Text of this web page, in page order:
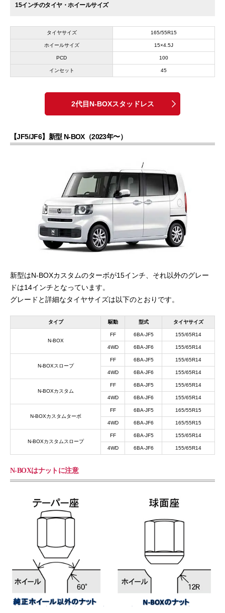
15インチのタイヤ・ホイールサイズ
タイヤサイズ 165/55R15
ホイールサイズ 15×4.5J
PCD 100
インセット 45
2代目N-BOXスタッドレス
【JF5/JF6】新型 N-BOX（2023年〜）
新型はN-BOXカスタムのターボが15インチ、それ以外のグレー
ドは14インチとなっています。
グレードと詳細なタイヤサイズは以下のとおりです。
タイプ 駆動 型式 タイヤサイズ
N-BOX
FF 6BA-JF5 155/65R14
4WD 6BA-JF6 155/65R14
N-BOXスロープ
FF 6BA-JF5 155/65R14
4WD 6BA-JF6 155/65R14
N-BOXカスタム
FF 6BA-JF5 155/65R14
4WD 6BA-JF6 155/65R14
N-BOXカスタムターボ
FF 6BA-JF5 165/55R15
4WD 6BA-JF6 165/55R15
N-BOXカスタムスロープ
FF 6BA-JF5 155/65R14
4WD 6BA-JF6 155/65R14
N-BOXはナットに注意